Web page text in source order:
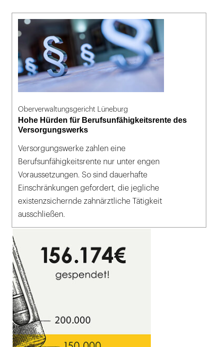
Oberverwaltungsgericht Lüneburg
Hohe Hürden für Berufsunfähigkeitsrente des
Versorgungswerks
Versorgungswerke zahlen eine
Berufsunfähigkeitsrente nur unter engen
Voraussetzungen. So sind dauerhafte
Einschränkungen gefordert, die jegliche
existenzsichernde zahnärztliche Tätigkeit
ausschließen.